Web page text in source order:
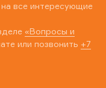
все интересующие
«Вопросы и
или позвонить +7